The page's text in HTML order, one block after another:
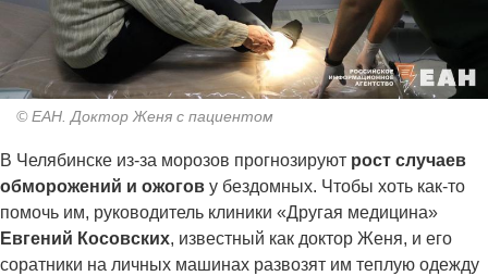
© ЕАН. Доктор Женя с пациентом
В Челябинске из-за морозов прогнозируют рост случаев
обморожений и ожогов у бездомных. Чтобы хоть как-то
помочь им, руководитель клиники «Другая медицина»
Евгений Косовских, известный как доктор Женя, и его
соратники на личных машинах развозят им теплую одежду